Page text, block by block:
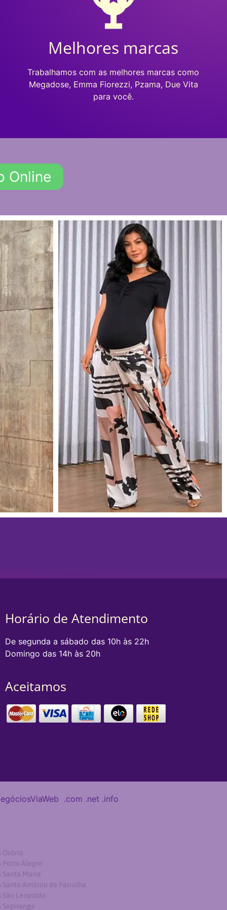
Melhores marcas
Trabalhamos com as melhores marcas como
Megadose, Emma Fiorezzi, Pzama, Due Vita
para você.
Online
Horário de Atendimento
De segunda a sábado das 10h às 22h
Domingo das 14h às 20h
Aceitamos
.com .net .info
Osório
Porto Alegre
Maria
Antônio da Patrulha
Leopoldo